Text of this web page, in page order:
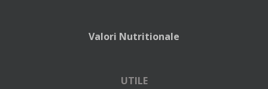
Valori Nutritionale
UTILE